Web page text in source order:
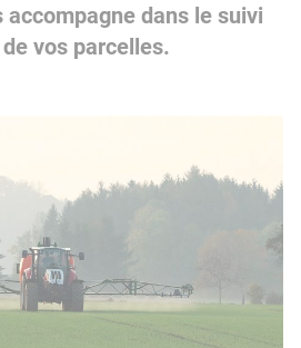
dans le suivi
vos parcelles.